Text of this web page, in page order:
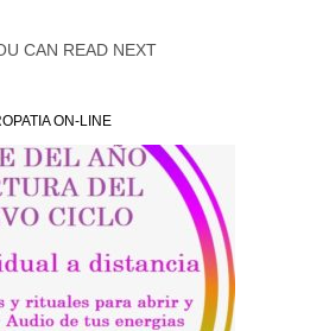
CAN READ NEXT
ON-LINE